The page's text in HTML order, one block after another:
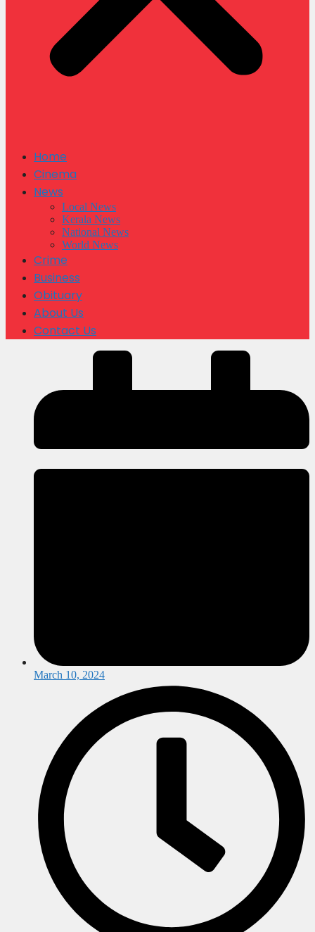
Home
Cinema
News
Local News
Kerala News
National News
World News
Crime
Business
Obituary
About Us
Contact Us
March 10, 2024